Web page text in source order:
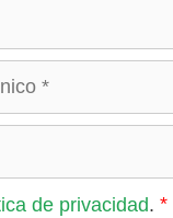
de privacidad. *